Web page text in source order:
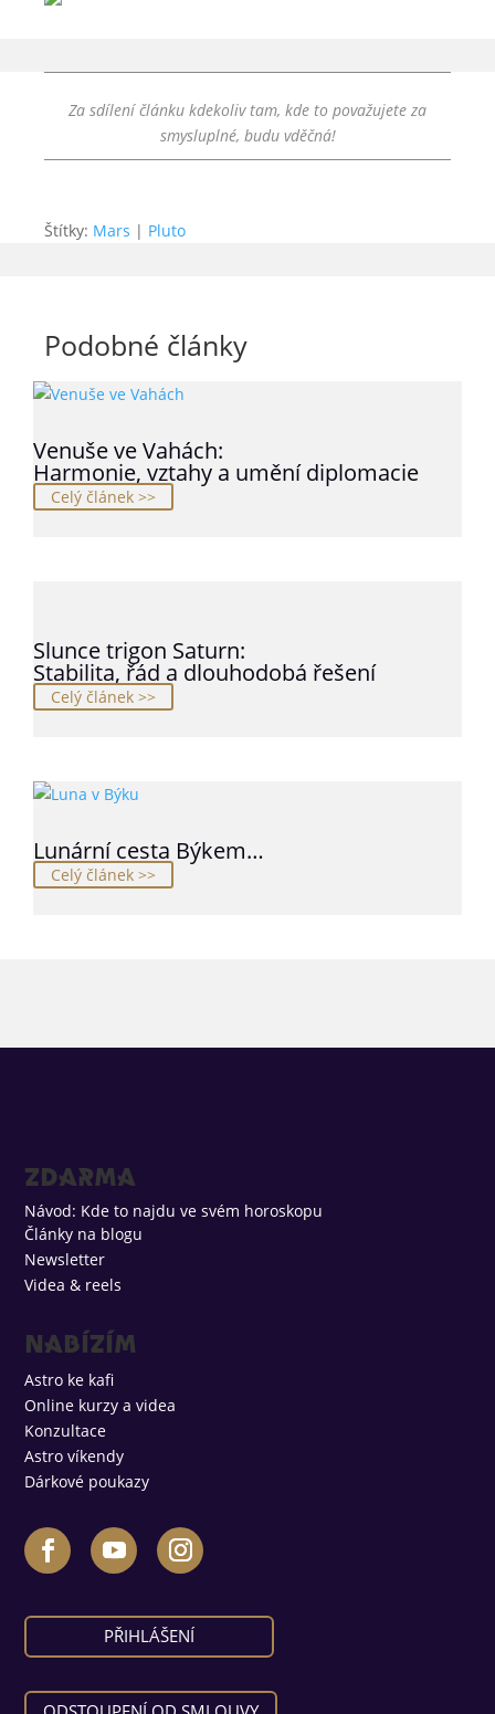
Za sdílení článku kdekoliv tam, kde to považujete za
smysluplné, budu vděčná!
Štítky: Mars | Pluto
Podobné články
Venuše ve Vahách:
Harmonie, vztahy a umění diplomacie
Celý článek >>
Slunce trigon Saturn:
Stabilita, řád a dlouhodobá řešení
Celý článek >>
Lunární cesta Býkem…
Celý článek >>
ZDARMA
Návod: Kde to najdu ve svém horoskopu
Články na blogu
Newsletter
Videa & reels
Nabízím
Astro ke kafi
Online kurzy a videa
Konzultace
Astro víkendy
Dárkové poukazy
PŘIHLÁŠENÍ